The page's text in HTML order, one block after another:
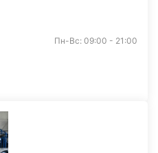
Пн-Вс: 09:00 - 21:00